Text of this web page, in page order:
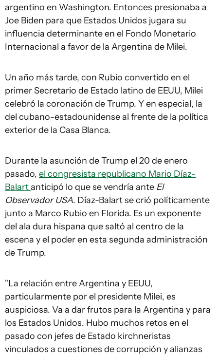
argentino en Washington. Entonces presionaba a
Joe Biden para que Estados Unidos jugara su
influencia determinante en el Fondo Monetario
Internacional a favor de la Argentina de Milei.
Un año más tarde, con Rubio convertido en el
primer Secretario de Estado latino de EEUU, Milei
celebró la coronación de Trump. Y en especial, la
del cubano-estadounidense al frente de la política
exterior de la Casa Blanca.
Durante la asunción de Trump el 20 de enero
pasado, el congresista republicano Mario Díaz-
Balartanticipó lo que se vendría ante El
Observador USA. Díaz-Balart se crió políticamente
junto a Marco Rubio en Florida. Es un exponente
del ala dura hispana que saltó al centro de la
escena y el poder en esta segunda administración
de Trump.
"La relación entre Argentina y EEUU,
particularmente por el presidente Milei, es
auspiciosa. Va a dar frutos para la Argentina y para
los Estados Unidos. Hubo muchos retos en el
pasado con jefes de Estado kirchneristas
vinculados a cuestiones de corrupción y alianzas